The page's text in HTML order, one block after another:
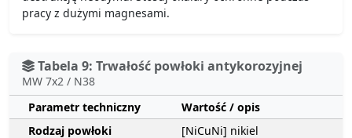
pracy z dużymi magnesami.
Tabela 9: Trwałość powłoki antykorozyjnej
MW 7x2 / N38
Parametr techniczny
Wartość / opis
Rodzaj powłoki
[NiCuNi] nikiel